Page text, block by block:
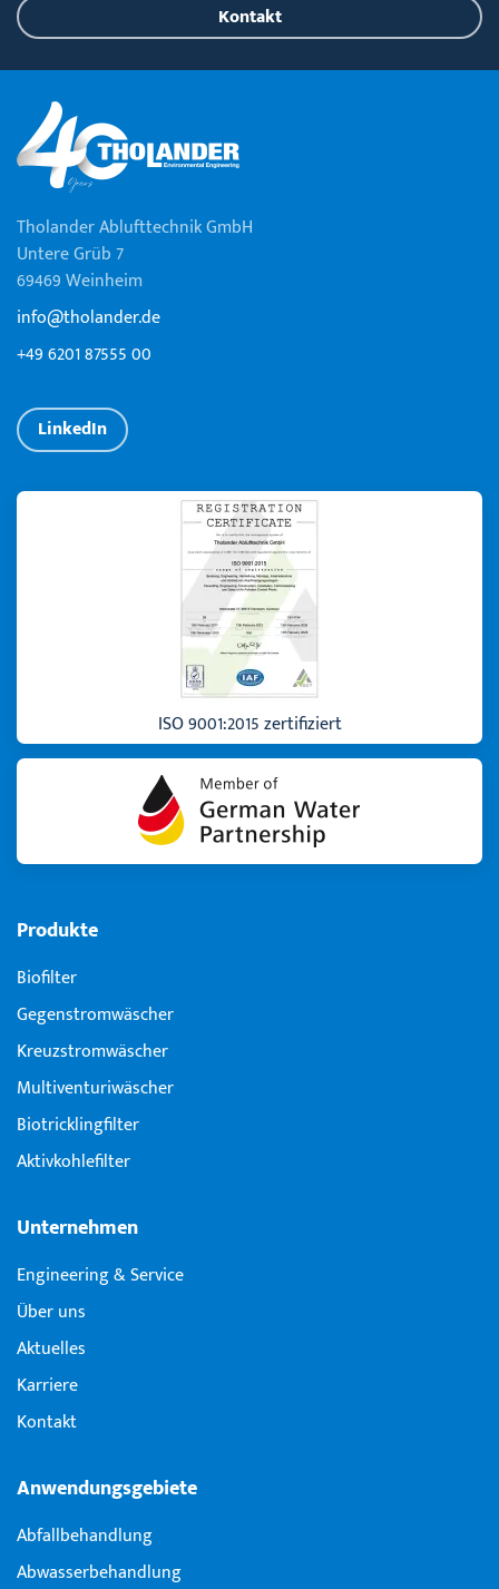
Kontakt
Tholander Ablufttechnik GmbH
Untere Grüb 7
69469 Weinheim
info@tholander.de
+49 6201 87555 00
LinkedIn
Produkte
Biofilter
Gegenstromwäscher
Kreuzstromwäscher
Multiventuri­wäscher
Biotricklingfilter
Aktivkohlefilter
Unternehmen
Engineering & Service
Über uns
Aktuelles
Karriere
Kontakt
Anwendungsgebiete
Abfallbehandlung
Abwasserbehandlung
ISO 9001:2015 zertifiziert